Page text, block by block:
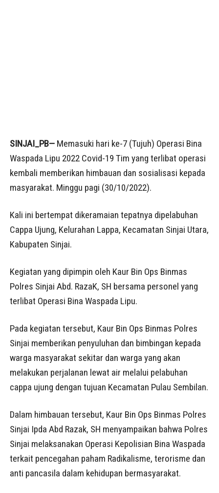
SINJAI_PB— Memasuki hari ke-7 (Tujuh) Operasi Bina
Waspada Lipu 2022 Covid-19 Tim yang terlibat operasi
kembali memberikan himbauan dan sosialisasi kepada
masyarakat. Minggu pagi (30/10/2022).
Kali ini bertempat dikeramaian tepatnya dipelabuhan
Cappa Ujung, Kelurahan Lappa, Kecamatan Sinjai Utara,
Kabupaten Sinjai.
Kegiatan yang dipimpin oleh Kaur Bin Ops Binmas
Polres Sinjai Abd. RazaK, SH bersama personel yang
terlibat Operasi Bina Waspada Lipu.
Pada kegiatan tersebut, Kaur Bin Ops Binmas Polres
Sinjai memberikan penyuluhan dan bimbingan kepada
warga masyarakat sekitar dan warga yang akan
melakukan perjalanan lewat air melalui pelabuhan
cappa ujung dengan tujuan Kecamatan Pulau Sembilan.
Dalam himbauan tersebut, Kaur Bin Ops Binmas Polres
Sinjai Ipda Abd Razak, SH menyampaikan bahwa Polres
Sinjai melaksanakan Operasi Kepolisian Bina Waspada
terkait pencegahan paham Radikalisme, terorisme dan
anti pancasila dalam kehidupan bermasyarakat.